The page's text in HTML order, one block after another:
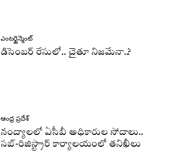
ఎంటర్టైన్మెంట్
డిసెంబర్ రేసులో.. చైతూ నిజమేనా..?
ఆంధ్ర ప్రదేశ్
నంద్యాలలో ఏసీబీ అధికారుల సోదాలు..
సబ్-రిజిస్ట్రార్ కార్యాలయంలో తనిఖీలు